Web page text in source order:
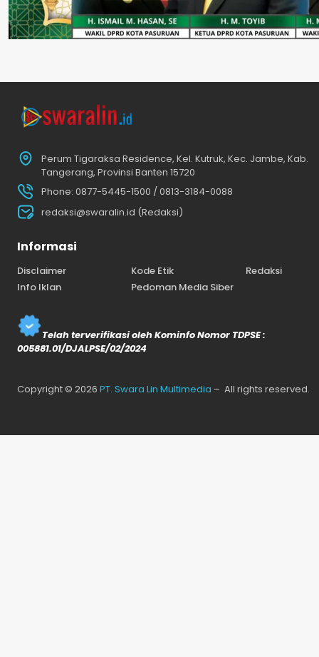
Perum Tigaraksa Residence, Kel. Kutruk, Kec. Jambe, Kab.
Tangerang, Provinsi Banten 15720
Phone: 0877-5445-1500 / 0813-3184-0088
redaksi@swaralin.id (Redaksi)
Informasi
Disclaimer Kode Etik
Redaksi
Info Iklan
Pedoman Media Siber
Telah terverifikasi oleh Kominfo Nomor TDPSE :
005881.01/DJALPSE/02/2024
Copyright © 2026 PT. Swara Lin Multimedia – All rights reserved.